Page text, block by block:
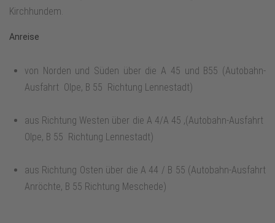
Kirchhundem.
Anreise
von Norden und Süden über die A 45 und B55 (Autobahn-
Ausfahrt Olpe, B 55 Richtung Lennestadt)
aus Richtung Westen über die A 4/A 45 ,(Autobahn-Ausfahrt
Olpe, B 55 Richtung Lennestadt)
aus Richtung Osten über die A 44 / B 55 (Autobahn-Ausfahrt
Anröchte, B 55 Richtung Meschede)